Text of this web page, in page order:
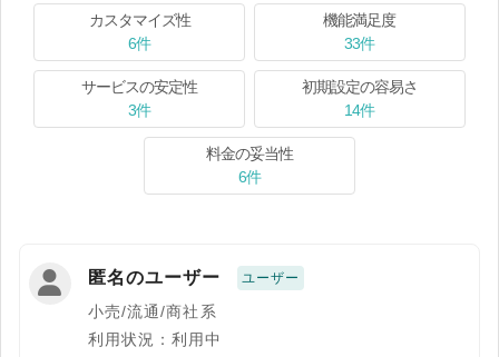
カスタマイズ性
6件
機能満足度
33件
サービスの安定性
3件
初期設定の容易さ
14件
料金の妥当性
6件
匿名のユーザー ユーザー
小売/流通/商社系
利用状況：利用中